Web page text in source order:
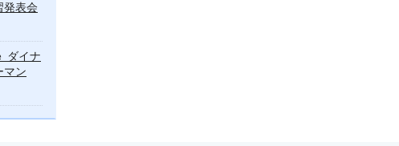
発表会
ダイナ
マン